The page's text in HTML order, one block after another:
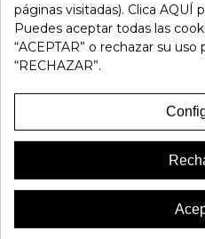
Referencia: 141258
Marca: Walk & Fly
Favorito 0
16 OTROS PRODUCTOS EN
páginas visitadas). Clica AQUÍ
Puedes aceptar todas las
“ACEPTAR” o rechazar su
“RECHAZAR”.